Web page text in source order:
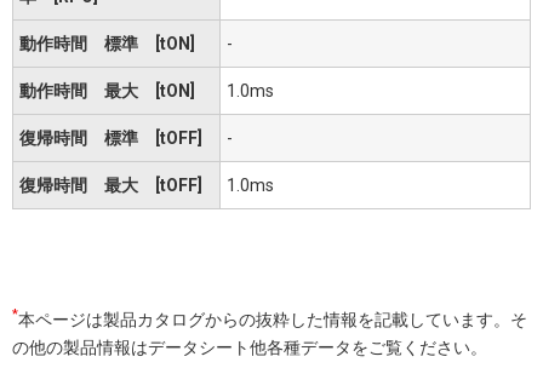
動作時間 標準 [tON] -
動作時間 最大 [tON] 1.0ms
復帰時間 標準 [tOFF] -
復帰時間 最大 [tOFF] 1.0ms
*本ページは製品カタログからの抜粋した情報を記載しています。そ
の他の製品情報はデータシート他各種データをご覧ください。